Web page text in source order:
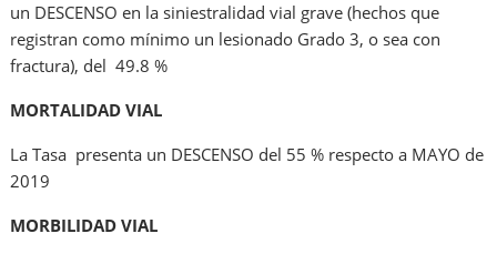
un DESCENSO en la siniestralidad vial grave (hechos que
registran como mínimo un lesionado Grado 3, o sea con
fractura), del 49.8 %
MORTALIDAD VIAL
La Tasa presenta un DESCENSO del 55 % respecto a MAYO de
2019
MORBILIDAD VIAL